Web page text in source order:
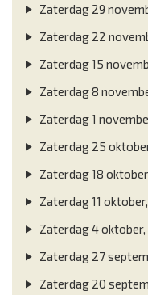
Zaterdag 29
Zaterdag 22
Zaterdag 15
Zaterdag 8
Zaterdag 1
Zaterdag 25
Zaterdag 18
Zaterdag 11
Zaterdag 4 oktober,
Zaterdag 27
Zaterdag 20